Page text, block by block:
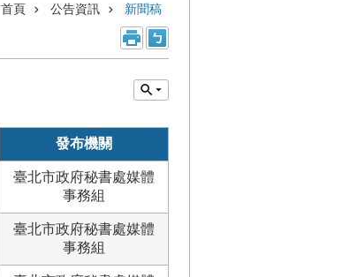
首頁 公告資訊 新聞稿
發布機關
臺北市政府秘書處媒體
事務組
臺北市政府秘書處媒體
事務組